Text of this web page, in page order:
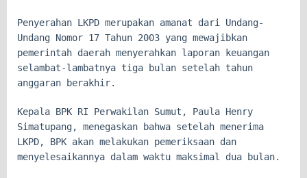
Penyerahan LKPD merupakan amanat dari Undang-
Undang Nomor 17 Tahun 2003 yang mewajibkan
pemerintah daerah menyerahkan laporan keuangan
selambat-lambatnya tiga bulan setelah tahun
anggaran berakhir.
Kepala BPK RI Perwakilan Sumut, Paula Henry
Simatupang, menegaskan bahwa setelah menerima
LKPD, BPK akan melakukan pemeriksaan dan
menyelesaikannya dalam waktu maksimal dua bulan.